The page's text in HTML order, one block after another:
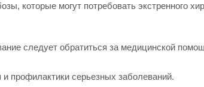
которые могут потребовать экстренного
следует обратиться за медицинской
профилактики серьезных заболеваний.